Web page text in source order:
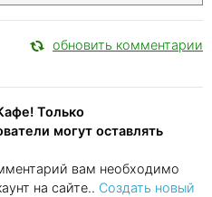
обновить комментарии
Только
могут оставлять
вам необходимо
на сайте.. Создать новый